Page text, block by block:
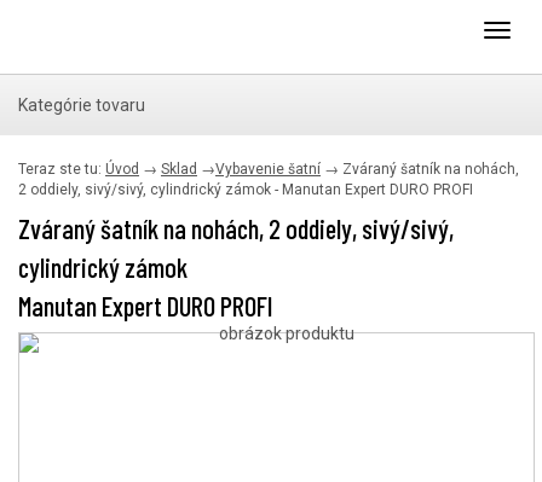
Kategórie tovaru
Teraz ste tu: Úvod → Sklad →Vybavenie šatní → Zváraný šatník na nohách,
2 oddiely, sivý/sivý, cylindrický zámok - Manutan Expert DURO PROFI
Zváraný šatník na nohách, 2 oddiely, sivý/sivý,
cylindrický zámok
Manutan Expert DURO PROFI